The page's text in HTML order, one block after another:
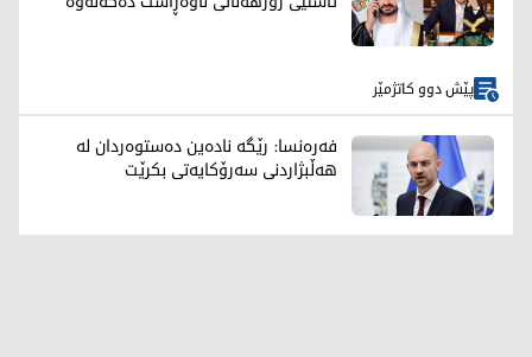
پێش دوو کاتژمێر
فەرەنسا: رێگە نادەین دەستوەردان لە
هەڵبژاردنی سەرۆکایەتی بکرێت